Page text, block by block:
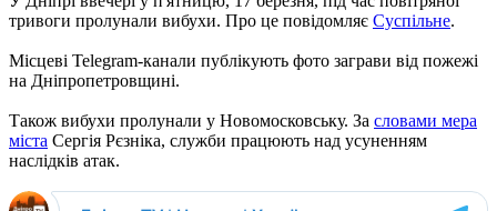
тривоги пролунали вибухи. Про це повідомляє Суспільне.
Місцеві Telegram-канали публікують фото заграви від пожежі
на Дніпропетровщині.
Також вибухи пролунали у Новомосковську. За словами мера
міста Сергія Рєзніка, служби працюють над усуненням
наслідків атак.